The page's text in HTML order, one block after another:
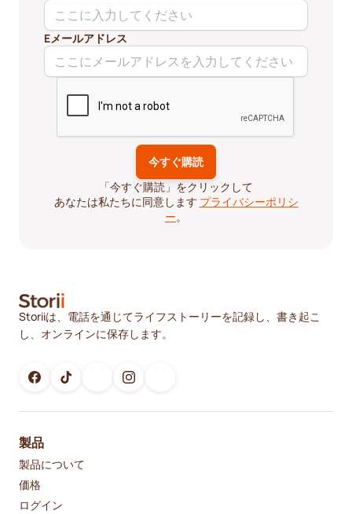
Eメールアドレス
「今すぐ購読」をクリックして
あなたは私たちに同意します プライバシーポリシ
ー。
Storiiは、電話を通じてライフストーリーを記録し、書き起こ
し、オンラインに保存します。
製品
製品について
価格
ログイン